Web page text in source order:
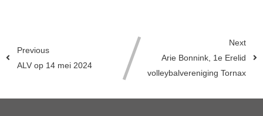
Previous
ALV op 14 mei 2024
Next
Arie Bonnink, 1e Erelid
volleybalvereniging Tornax